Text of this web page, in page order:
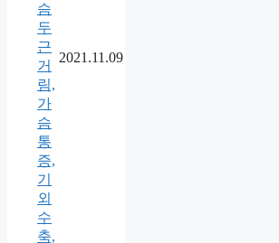
슴
두
근
거
림,
가
슴
통
증,
기
외
수
축,
2021.11.09